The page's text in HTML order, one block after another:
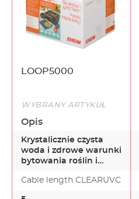
LOOP5000
WYBRANY ARTYKUŁ
Opis
Krystalicznie czysta
woda i zdrowe warunki
bytowania roślin i
wodny…
Cable length CLEARUVC